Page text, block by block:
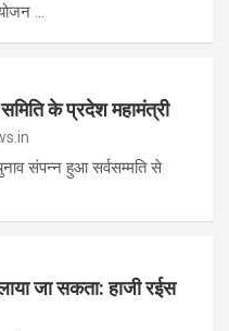
…
के प्रदेश महामंत्री
संपन्न हुआ सर्वसम्मति से
जा सकता: हाजी रईस